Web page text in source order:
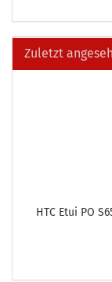
Zuletzt
HTC Etui PO